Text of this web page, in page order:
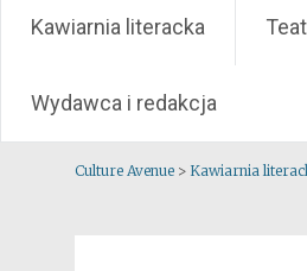
Kawiarnia literacka
Wydawca i redakcja
Culture Avenue > Kawiarnia